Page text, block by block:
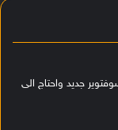
جديد واحتاج الى